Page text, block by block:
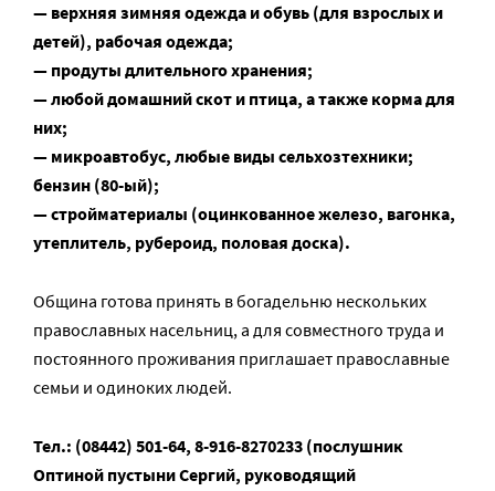
— верхняя зимняя одежда и обувь (для взрослых и
детей), рабочая одежда;
— продуты длительного хранения;
— любой домашний скот и птица, а также корма для
них;
— микроавтобус, любые виды сельхозтехники;
бензин (80-ый);
— стройматериалы (оцинкованное железо, вагонка,
утеплитель, рубероид, половая доска).
Община готова принять в богадельню нескольких
православных насельниц, а для совместного труда и
постоянного проживания приглашает православные
семьи и одиноких людей.
Тел.: (08442) 501-64, 8-916-8270233 (послушник
Оптиной пустыни Сергий, руководящий